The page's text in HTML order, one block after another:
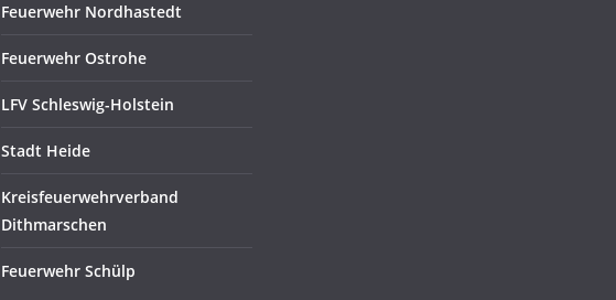
Feuerwehr Nordhastedt
Feuerwehr Ostrohe
LFV Schleswig-Holstein
Stadt Heide
Kreisfeuerwehrverband
Dithmarschen
Feuerwehr Schülp